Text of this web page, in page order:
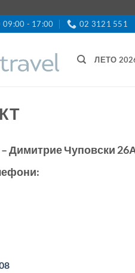
09:00 - 17:00 02 3121 551
ЛЕТО
Чуповски 26А